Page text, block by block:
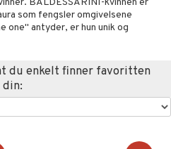
BALDESSARINI-kvinnen er
som fengsler omgivelsene
one" antyder, er hun unik og
du enkelt finner favoritten
din: